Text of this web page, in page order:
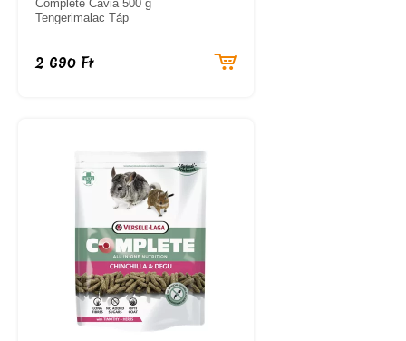
Complete Cavia 500 g
Tengerimalac Táp
2 690 Ft